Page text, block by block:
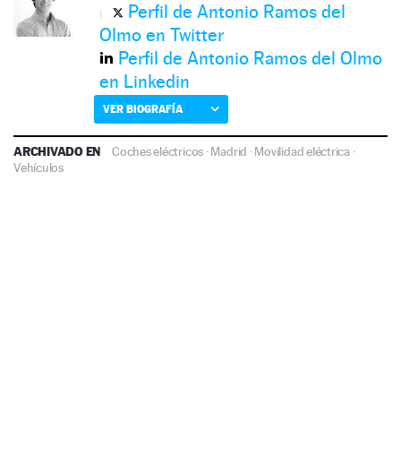
Perfil de Antonio Ramos del
Olmo en Twitter
Perfil de Antonio Ramos del Olmo
en Linkedin
VER BIOGRAFÍA
ARCHIVADO EN Coches eléctricos ·Madrid ·Movilidad eléctrica ·
Vehículos